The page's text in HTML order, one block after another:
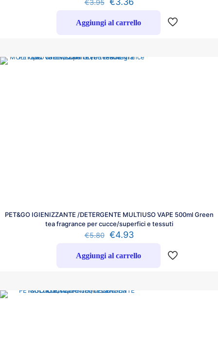
€3.95
Aggiungi al carrello
PET&GO IGIENIZZANTE /DETERGENTE MULTIUSO VAPE 500ml Green
tea fragrance per cucce/superfici e tessuti
€5.80 €4.93
Aggiungi al carrello